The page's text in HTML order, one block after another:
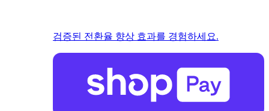
검증된 전환율 향상 효과를 경험하세요.